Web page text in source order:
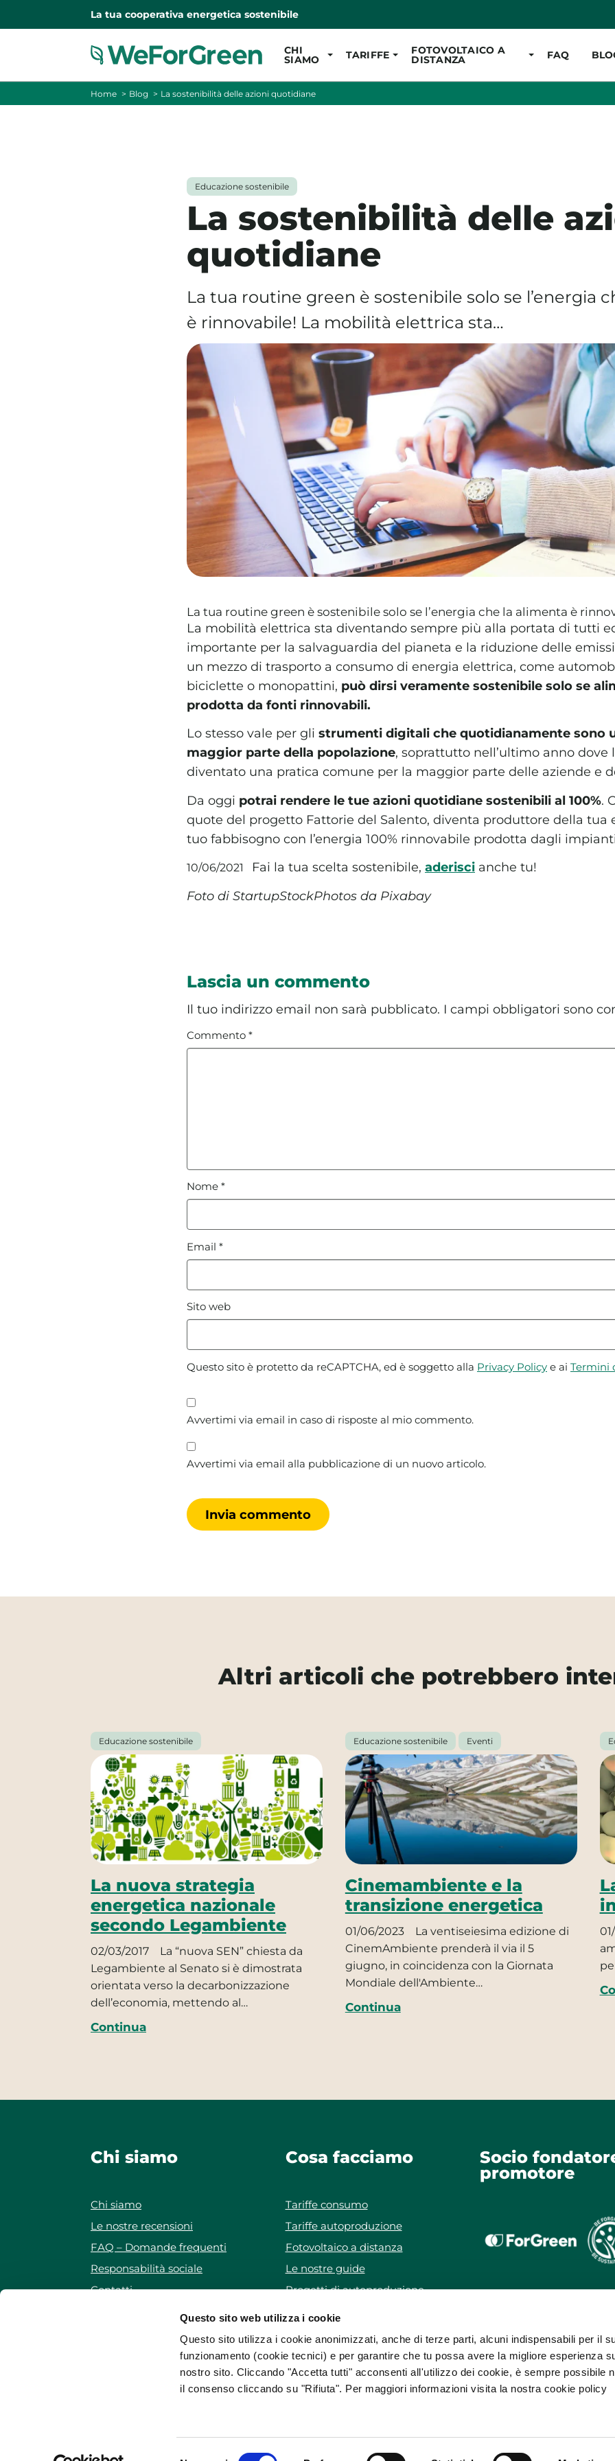
Questo sito web utilizza i cookie
Questo sito utilizza i cookie anonimizzati, anche di terze parti, alcuni indispensabili per il
funzionamento (cookie tecnici) e per garantire che tu possa avere la migliore esperienza
nostro sito. Cliccando "Accetta tutti" acconsenti all'utilizzo dei cookie, è sempre possibile
il consenso cliccando su "Rifiuta". Per maggiori informazioni visita la nostra cookie policy
La tua cooperativa energetica sostenibile
CHI
SIAMO TARIFFE FOTOVOLTAICO A
DISTANZA FAQ
Home Blog La sostenibilità delle azioni quotidiane
Educazione sostenibile
La sostenibilità delle
quotidiane
La tua routine green è sostenibile solo se l’energia
è rinnovabile! La mobilità elettrica sta…
La tua routine green è sostenibile solo se l’energia che la alimenta è
La mobilità elettrica sta diventando sempre più alla portata di tutti
importante per la salvaguardia del pianeta e la riduzione delle
un mezzo di trasporto a consumo di energia elettrica, come
biciclette o monopattini, può dirsi veramente sostenibile solo se
prodotta da fonti rinnovabili.
Lo stesso vale per gli strumenti digitali che quotidianamente sono
maggior parte della popolazione, soprattutto nell’ultimo anno
diventato una pratica comune per la maggior parte delle aziende e
Da oggi potrai rendere le tue azioni quotidiane sostenibili al 100%.
quote del progetto Fattorie del Salento, diventa produttore della tua
tuo fabbisogno con l’energia 100% rinnovabile prodotta dagli
10/06/2021 Fai la tua scelta sostenibile, aderisci anche tu!
Foto di StartupStockPhotos da Pixabay
Lascia un commento
Il tuo indirizzo email non sarà pubblicato. I campi obbligatori sono
Commento *
Nome *
Email *
Sito web
Questo sito è protetto da reCAPTCHA, ed è soggetto alla Privacy Policy e ai Termini
Avvertimi via email in caso di risposte al mio commento.
Avvertimi via email alla pubblicazione di un nuovo articolo.
Altri articoli che potrebbero
Educazione sostenibile
La nuova strategia
energetica nazionale
secondo Legambiente
02/03/2017
La “nuova SEN” chiesta da
Legambiente al Senato si è dimostrata
orientata verso la decarbonizzazione
dell’economia, mettendo al…
Continua
Educazione sostenibile Eventi
Cinemambiente e la
transizione energetica
01/06/2023
La ventiseiesima edizione di
CinemAmbiente prenderà il via il 5
giugno, in coincidenza con la Giornata
Mondiale dell'Ambiente…
Continua
Chi siamo
Chi siamo
Le nostre recensioni
FAQ – Domande frequenti
Responsabilità sociale
Contatti
Iscriviti alla newsletter
Cosa facciamo
Tariffe consumo
Tariffe autoproduzione
Fotovoltaico a distanza
Le nostre guide
Progetti di autoproduzione
Progetto WeForYou
Socio
promotore
Registro imprese di Verona • C.F. e P.I. 03879040230 • R.E.A. 372969 • Capitale Sociale € 1.560.000,00 i.v.